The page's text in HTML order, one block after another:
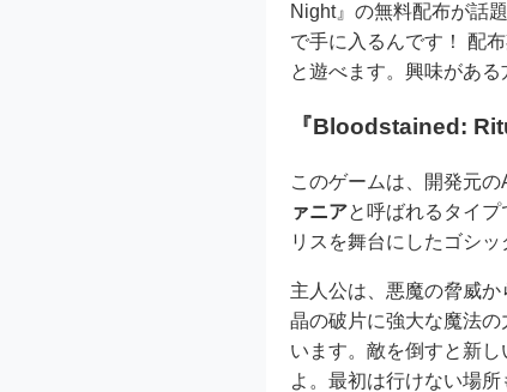
Night』の無料配布が話
で手に入るんです！ 配
と遊べます。興味がある
『Bloodstained:
このゲームは、開発元
ァニアと呼ばれるタイ
リスを舞台にしたゴシ
主人公は、悪魔の脅威
晶の破片に強大な魔法
います。敵を倒すと新
よ。最初は行けない場